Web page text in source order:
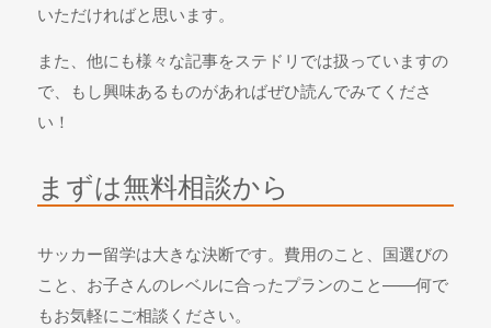
いただければと思います。
また、他にも様々な記事をステドリでは扱っていますの
で、もし興味あるものがあればぜひ読んでみてくださ
い！
まずは無料相談から
サッカー留学は大きな決断です。費用のこと、国選びの
こと、お子さんのレベルに合ったプランのこと——何で
もお気軽にご相談ください。